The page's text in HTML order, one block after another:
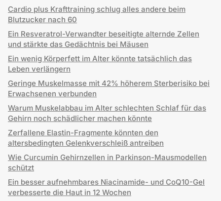
Cardio plus Krafttraining schlug alles andere beim
Blutzucker nach 60
Ein Resveratrol-Verwandter beseitigte alternde Zellen
und stärkte das Gedächtnis bei Mäusen
Ein wenig Körperfett im Alter könnte tatsächlich das
Leben verlängern
Geringe Muskelmasse mit 42% höherem Sterberisiko bei
Erwachsenen verbunden
Warum Muskelabbau im Alter schlechten Schlaf für das
Gehirn noch schädlicher machen könnte
Zerfallene Elastin-Fragmente könnten den
altersbedingten Gelenkverschleiß antreiben
Wie Curcumin Gehirnzellen in Parkinson-Mausmodellen
schützt
Ein besser aufnehmbares Niacinamide- und CoQ10-Gel
verbesserte die Haut in 12 Wochen